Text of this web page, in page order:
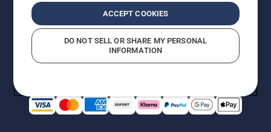
unverbindliche Preisempfehlungen (inkl. MwSt), es sei
denn sie sind für den direkten Kauf verfügbar.
Cookie-RichtlinieNutzungsbedingungen Datenschutzerklärung
Vermutete Verstöße melden
ACCEPT COOKIES
DO NOT SELL OR SHARE MY PERSONAL
INFORMATION